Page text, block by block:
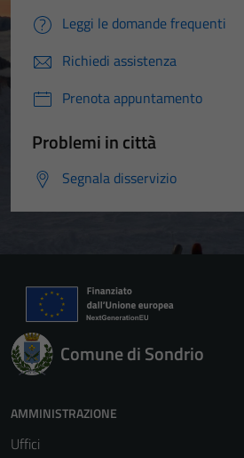
Leggi le domande frequenti
Richiedi assistenza
Prenota appuntamento
Problemi in città
Segnala disservizio
Comune di Sondrio
AMMINISTRAZIONE
Uffici